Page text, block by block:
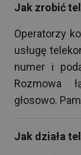
Jak zrobić
Operatorzy
usługę
numer i
Rozmowa
głosowo.
Jak działa